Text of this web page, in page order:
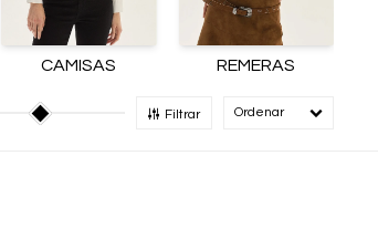
CAMISAS REMERAS
Filtrar